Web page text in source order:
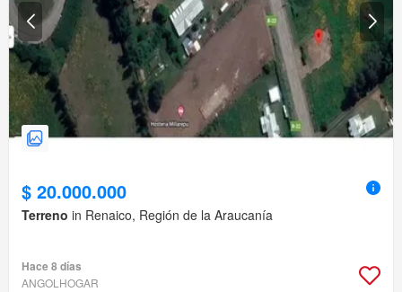
$ 20.000.000
Terreno in Renaico, Región de la Araucanía
Hace 8 días
ANGOLHOGAR